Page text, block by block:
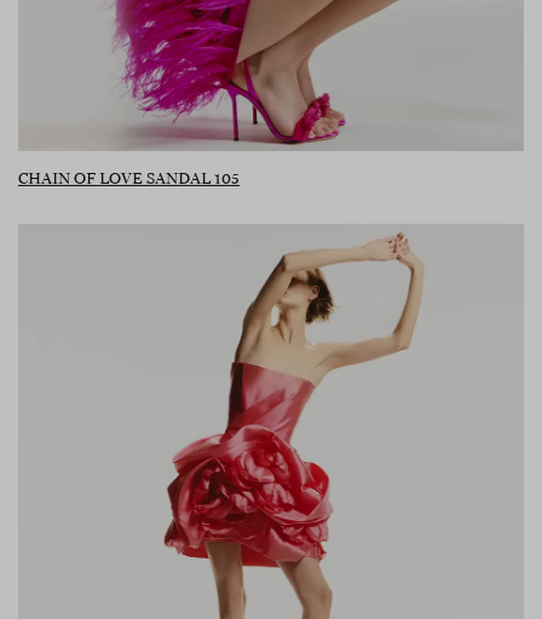
CHAIN OF LOVE SANDAL 105